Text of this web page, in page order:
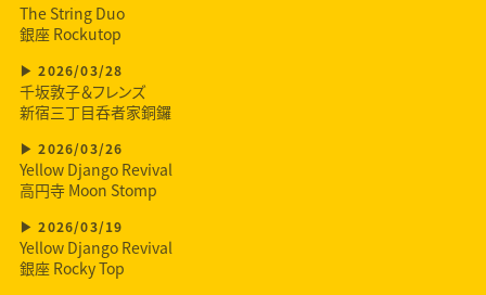
The String Duo
銀座 Rockutop
2026/03/28
千坂敦子＆フレンズ
新宿三丁目呑者家銅鑼
2026/03/26
Yellow Django Revival
高円寺 Moon Stomp
2026/03/19
Yellow Django Revival
銀座 Rocky Top